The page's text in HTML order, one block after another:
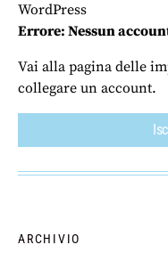
WordPress
Errore: Nessun
Vai alla pagina delle
collegare un account.
ARCHIVIO